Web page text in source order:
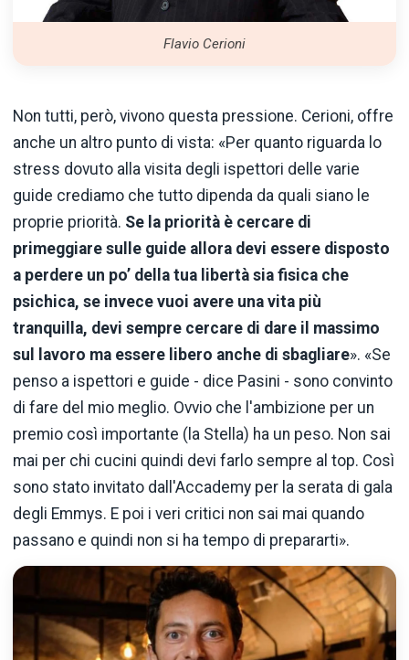
Flavio Cerioni
Non tutti, però, vivono questa pressione. Cerioni, offre
anche un altro punto di vista: «Per quanto riguarda lo
stress dovuto alla visita degli ispettori delle varie
guide crediamo che tutto dipenda da quali siano le
proprie priorità. Se la priorità è cercare di
primeggiare sulle guide allora devi essere disposto
a perdere un po’ della tua libertà sia fisica che
psichica, se invece vuoi avere una vita più
tranquilla, devi sempre cercare di dare il massimo
sul lavoro ma essere libero anche di sbagliare». «Se
penso a ispettori e guide - dice Pasini - sono convinto
di fare del mio meglio. Ovvio che l'ambizione per un
premio così importante (la Stella) ha un peso. Non sai
mai per chi cucini quindi devi farlo sempre al top. Così
sono stato invitato dall'Accademy per la serata di gala
degli Emmys. E poi i veri critici non sai mai quando
passano e quindi non si ha tempo di prepararti».